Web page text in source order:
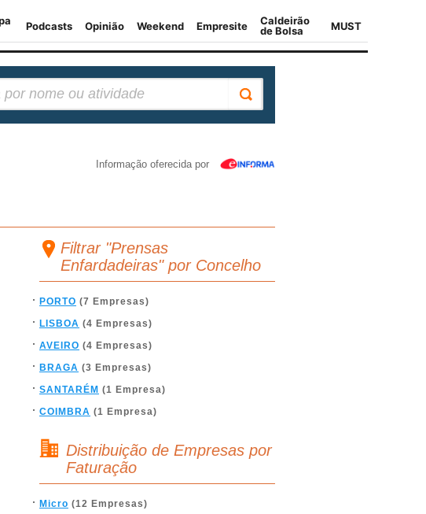
Informação oferecida por
Filtrar "Prensas
Enfardadeiras" por Concelho
PORTO (7 Empresas)
LISBOA (4 Empresas)
AVEIRO (4 Empresas)
BRAGA (3 Empresas)
SANTARÉM (1 Empresa)
COIMBRA (1 Empresa)
Distribuição de Empresas por
Faturação
Micro (12 Empresas)